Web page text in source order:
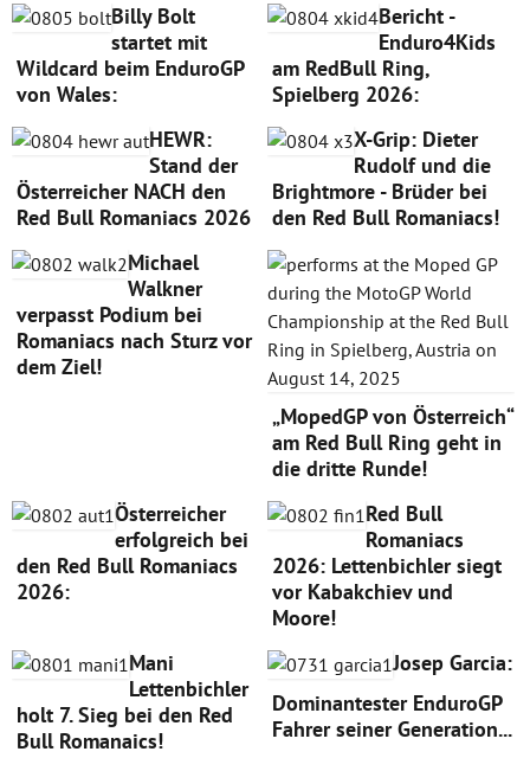
Billy Bolt
startet mit
Wildcard beim EnduroGP
von Wales:
Bericht -
Enduro4Kids
am RedBull Ring,
Spielberg 2026:
HEWR:
Stand der
Österreicher NACH den
Red Bull Romaniacs 2026
X-Grip: Dieter
Rudolf und die
Brightmore - Brüder bei
den Red Bull Romaniacs!
Michael
Walkner
verpasst Podium bei
Romaniacs nach Sturz vor
dem Ziel!
„MopedGP von Österreich“
am Red Bull Ring geht in
die dritte Runde!
Österreicher
erfolgreich bei
den Red Bull Romaniacs
2026:
Red Bull
Romaniacs
2026: Lettenbichler siegt
vor Kabakchiev und
Moore!
Mani
Lettenbichler
holt 7. Sieg bei den Red
Bull Romanaics!
Josep Garcia:
Dominantester EnduroGP
Fahrer seiner Generation...